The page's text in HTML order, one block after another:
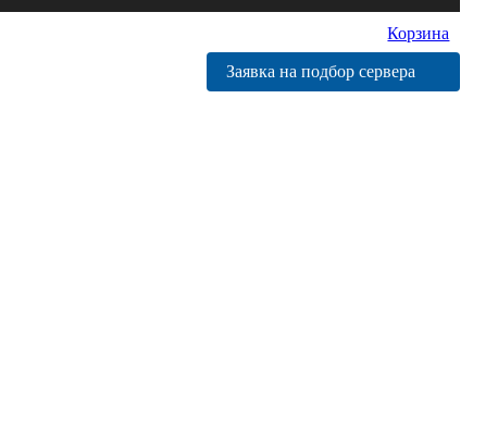
Корзина
Заявка на подбор сервера